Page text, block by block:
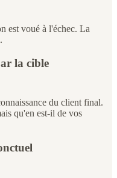
est voué à l'échec. La
la cible
du client final.
qu'en est-il de vos